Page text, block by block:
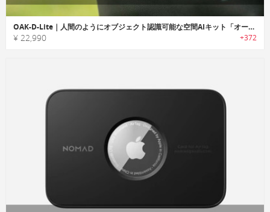
OAK-D-Lite｜人間のようにオブジェクト認識可能な空間AIキット「オークDライト」
¥ 22,990 +372